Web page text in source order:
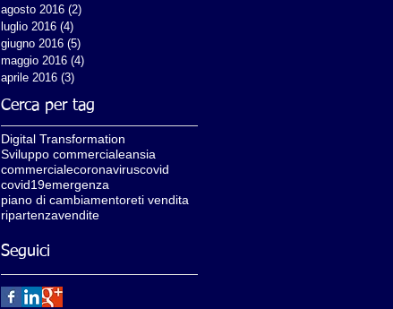
agosto 2016 (2)
luglio 2016 (4)
giugno 2016 (5)
maggio 2016 (4)
aprile 2016 (3)
Cerca per tag
Digital Transformation
Sviluppo commercialeansia
commercialecoronaviruscovid
covid19emergenza
piano di cambiamentoreti vendita
ripartenzavendite
Seguici